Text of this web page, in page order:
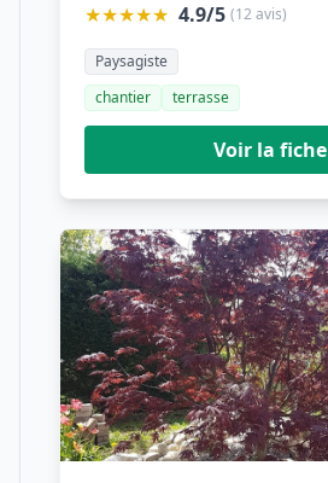
★★★★★ 4.9/5 (12 avis)
Paysagiste
chantier
terrasse
Voir la fiche